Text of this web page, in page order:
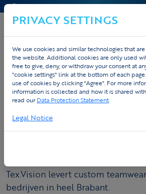
Home Custom teamwear Brabant
Teamwear op maat in
Vlaams-Brabant heeft een actieve
sportgemeenschap — van
Hageland-hellingen tot
Mechelen en triathlonteams in
Tex.Vision levert custom
bedrijven in heel Brabant.
PRIVACY SETTINGS
We use cookies and similar technologies that
the website. Additional cookies are only used
free to give, deny, or withdraw your consent at
"cookie settings" link at the bottom of each
use of cookies by clicking "Agree". For more
information is collected and how it is shared
read ourData Protection Statement.
Legal Notice